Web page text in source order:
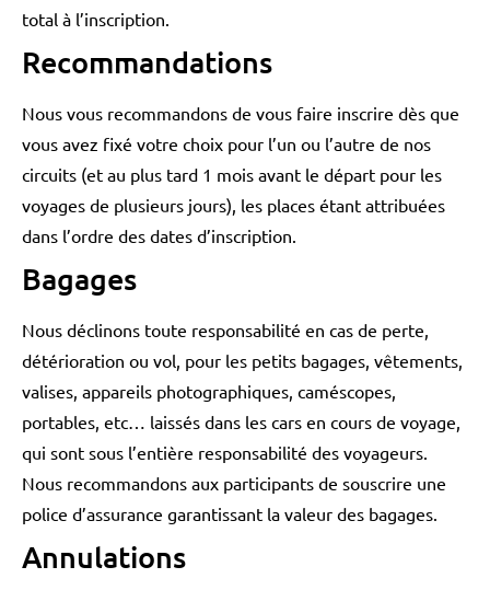
total à l’inscription.
Recommandations
Nous vous recommandons de vous faire inscrire dès que
vous avez fixé votre choix pour l’un ou l’autre de nos
circuits (et au plus tard 1 mois avant le départ pour les
voyages de plusieurs jours), les places étant attribuées
dans l’ordre des dates d’inscription.
Bagages
Nous déclinons toute responsabilité en cas de perte,
détérioration ou vol, pour les petits bagages, vêtements,
valises, appareils photographiques, caméscopes,
portables, etc… laissés dans les cars en cours de voyage,
qui sont sous l’entière responsabilité des voyageurs.
Nous recommandons aux participants de souscrire une
police d’assurance garantissant la valeur des bagages.
Annulations